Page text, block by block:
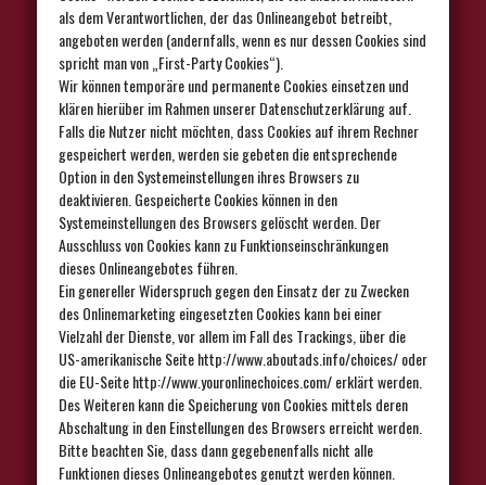
als dem Verantwortlichen, der das Onlineangebot betreibt,
angeboten werden (andernfalls, wenn es nur dessen Cookies sind
spricht man von „First-Party Cookies“).
Wir können temporäre und permanente Cookies einsetzen und
klären hierüber im Rahmen unserer Datenschutzerklärung auf.
Falls die Nutzer nicht möchten, dass Cookies auf ihrem Rechner
gespeichert werden, werden sie gebeten die entsprechende
Option in den Systemeinstellungen ihres Browsers zu
deaktivieren. Gespeicherte Cookies können in den
Systemeinstellungen des Browsers gelöscht werden. Der
Ausschluss von Cookies kann zu Funktionseinschränkungen
dieses Onlineangebotes führen.
Ein genereller Widerspruch gegen den Einsatz der zu Zwecken
des Onlinemarketing eingesetzten Cookies kann bei einer
Vielzahl der Dienste, vor allem im Fall des Trackings, über die
US-amerikanische Seite http://www.aboutads.info/choices/ oder
die EU-Seite http://www.youronlinechoices.com/ erklärt werden.
Des Weiteren kann die Speicherung von Cookies mittels deren
Abschaltung in den Einstellungen des Browsers erreicht werden.
Bitte beachten Sie, dass dann gegebenenfalls nicht alle
Funktionen dieses Onlineangebotes genutzt werden können.